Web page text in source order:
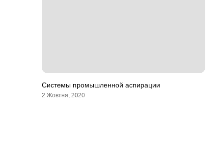
Системы промышленной аспирации
2 Жовтня, 2020